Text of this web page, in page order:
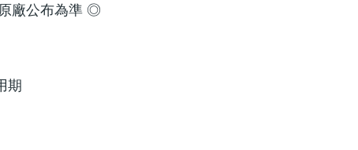
廠公布為準 ◎
期